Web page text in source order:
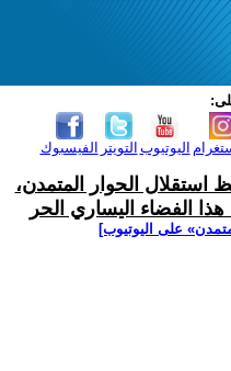
الفيسبوك التويتر اليوتيوب
استقلال الحوار المتمدن،
الفضاء اليساري الحر
على اليوتيوب]